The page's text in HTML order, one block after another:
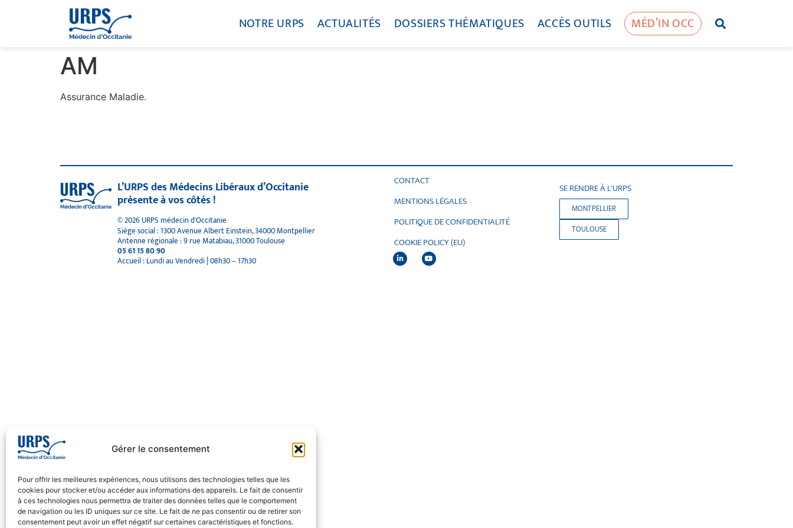
Gérer le consentement
Pour offrir les meilleures expériences, nous utilisons des technologies telles que les
cookies pour stocker et/ou accéder aux informations des appareils. Le fait de consentir
à ces technologies nous permettra de traiter des données telles que le comportement
de navigation ou les ID uniques sur ce site. Le fait de ne pas consentir ou de retirer son
consentement peut avoir un effet négatif sur certaines caractéristiques et fonctions.
NOTRE URPS ACTUALITÉS DOSSIERS THÉMATIQUES ACCÈS OUTILS MÉD’IN OCC
AM
Assurance Maladie.
L’URPS des Médecins Libéraux d’Occitanie
présente à vos côtés !
© 2026 URPS médecin d'Occitanie
Siège social : 1300 Avenue Albert Einstein, 34000 Montpellier
Antenne régionale : 9 rue Matabiau, 31000 Toulouse
05 61 15 80 90
Accueil : Lundi au Vendredi | 08h30 – 17h30
CONTACT
MENTIONS LÉGALES
POLITIQUE DE CONFIDENTIALITÉ
COOKIE POLICY (EU)
SE RENDRE À L'URPS
MONTPELLIER
TOULOUSE